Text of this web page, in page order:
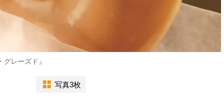
レーズド』
写真3枚